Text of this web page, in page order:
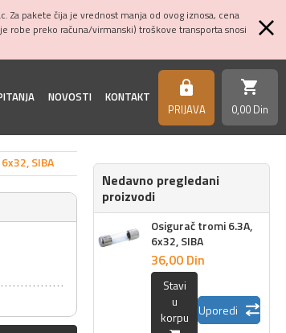
pakete čija je vrednost manja od ovog iznosa, cena
robe preko računa/virmanski) troškove transporta snosi
NOVOSTI KONTAKT https
PRIJAVA
shopping_cart
0,00 Din
SIBA
Nedavno pregledani
proizvodi
Osigurač tromi 6.3A,
6x32, SIBA
36,00 Din
Stavi
u
korpu
Uporedi